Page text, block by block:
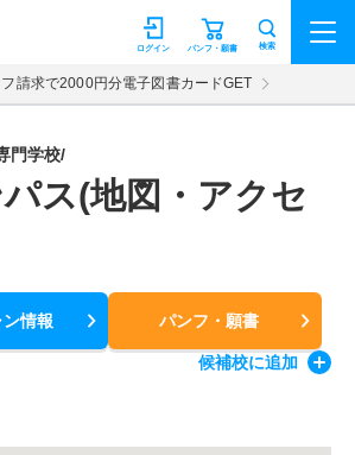
ジョン パンフ・願書
ログイン 検索
フ請求で2000円分電子図書カードGET
門学校/
ス(地図・アクセ
情報 パンフ・願書
候補校に追加